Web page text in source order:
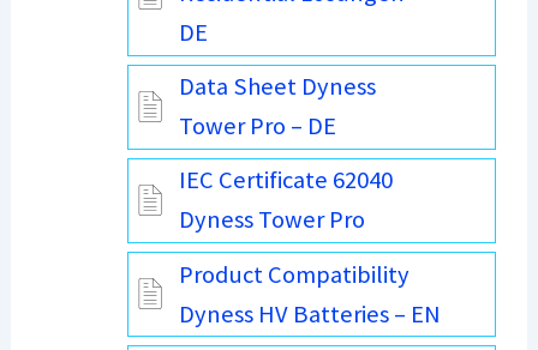
DE
Data Sheet Dyness
Tower Pro – DE
IEC Certificate 62040
Dyness Tower Pro
Product Compatibility
Dyness HV Batteries – EN